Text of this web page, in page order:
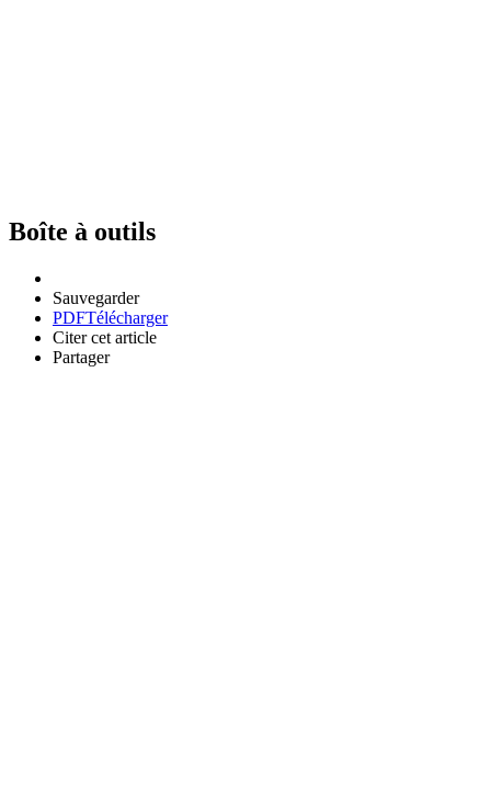
Boîte à outils
Sauvegarder
PDFTélécharger
Citer cet article
Partager